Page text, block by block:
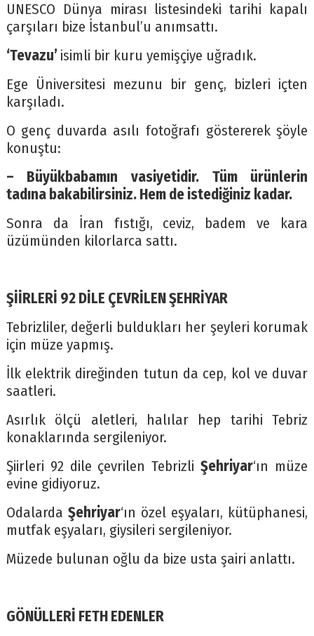
UNESCO Dünya mirası listesindeki tarihi kapalı
çarşıları bize İstanbul’u anımsattı.
‘Tevazu’ isimli bir kuru yemişçiye uğradık.
Ege Üniversitesi mezunu bir genç, bizleri içten
karşıladı.
O genç duvarda asılı fotoğrafı göstererek şöyle
konuştu:
– Büyükbabamın vasiyetidir. Tüm ürünlerin
tadına bakabilirsiniz. Hem de istediğiniz kadar.
Sonra da İran fıstığı, ceviz, badem ve kara
üzümünden kilorlarca sattı.
ŞİİRLERİ 92 DİLE ÇEVRİLEN ŞEHRİYAR
Tebrizliler, değerli buldukları her şeyleri korumak
için müze yapmış.
İlk elektrik direğinden tutun da cep, kol ve duvar
saatleri.
Asırlık ölçü aletleri, halılar hep tarihi Tebriz
konaklarında sergileniyor.
Şiirleri 92 dile çevrilen TebrizliŞehriyar‘ın müze
evine gidiyoruz.
Odalarda Şehriyar‘ın özel eşyaları, kütüphanesi,
mutfak eşyaları, giysileri sergileniyor.
Müzede bulunan oğlu da bize usta şairi anlattı.
GÖNÜLLERİ FETH EDENLER